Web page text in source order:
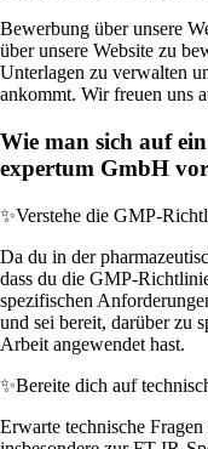
Bewerbung über unsere
über unsere Website zu
Unterlagen zu verwalten
ankommt. Wir freuen uns
Wie man sich auf
expertum GmbH
✨Verstehe die GMP-
Da du in der
dass du die GMP-
spezifischen
und sei bereit, darüber zu
Arbeit angewendet hast.
✨Bereite dich auf
Erwarte technische